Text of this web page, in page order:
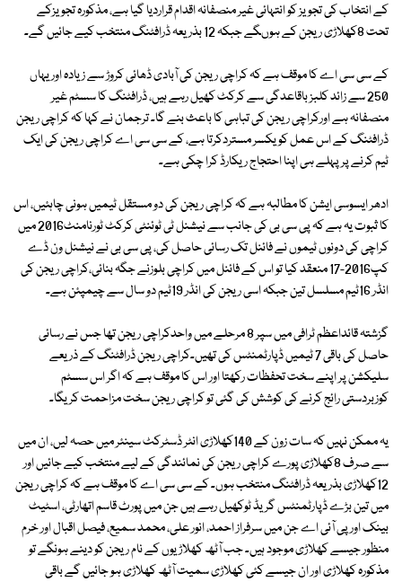
کے انتخاب کی تجویز کو انتہائی غیر منصفانہ اقدام قراردیا گیا ہے، مذکورہ تجویزکے
تحت 8کھلاڑی ریجن کے ہوںگے جبکہ 12 بذریعہ ڈرافٹنگ منتخب کیے جائیں گے۔
کے سی سی اے کا موقف ہے کہ کراچی ریجن کی آبادی ڈھائی کروڑ سے زیادہ اور یہاں
250 سے زائد کلبز باقاعدگی سے کرکٹ کھیل رہے ہیں، ڈرافٹنگ کا سسٹم غیر
منصفانہ ہے اورکراچی ریجن کی تباہی کا باعث بنے گا۔ ترجمان نے کہا کہ کراچی ریجن
ڈرافٹنگ کے اس عمل کو یکسر مستردکرتا ہے، کے سی سی اے کراچی ریجن کی ایک
ٹیم کرنے پر پہلے ہی اپنا احتجاج ریکارڈ کرا چکی ہے۔
ادھر ایسوسی ایشن کا مطالبہ ہے کہ کراچی ریجن کی دو مستقل ٹیمیں ہونی چاہئیں، اس
کا ثبوت یہ ہے کہ پی سی بی کی جانب سے نیشنل ٹی ٹوئنٹی کرکٹ ٹورنامنٹ2016 میں
کراچی کی دونوں ٹیموں نے فائنل تک رسائی حاصل کی، پی سی بی نے نیشنل ون ڈے
کپ2016-17 منعقد کیا تو اس کے فائنل میں کراچی بلوزنے جگہ بنائی،کراچی ریجن کی
انڈر 16ٹیم مسلسل تین جبکہ اسی ریجن کی انڈر 19ٹیم دو سال سے چیمپئن ہے۔
گزشتہ قائداعظم ٹرافی میں سپر 8 مرحلے میں واحدکراچی ریجن تھا جس نے رسائی
حاصل کی باقی 7 ٹیمیں ڈپارٹمنٹس کی تھیں۔کراچی ریجن ڈرافٹنگ کے ذریعے
سلیکشن پر اپنے سخت تحفظات رکھتا اور اس کا موقف ہے کہ اگر اس سسٹم
کوزبردستی رائج کرنے کی کوشش کی گئی تو کراچی ریجن سخت مزاحمت کریگا۔
یہ ممکن نہیں کہ سات زون کے 140کھلاڑی انٹر ڈسٹرکٹ سینئر میں حصہ لیں، ان میں
سے صرف 8کھلاڑی پورے کراچی ریجن کی نمائندگی کے لیے منتخب کیے جائیں اور
12کھلاڑی بذریعہ ڈرافٹنگ منتخب ہوں۔ کے سی سی اے کا موقف ہے کہ کراچی ریجن
میں تین بڑے ڈپارٹمنٹس گریڈ ٹوکھیل رہے ہیں جن میں پورٹ قاسم اتھارٹی، اسٹیٹ
بینک اور پی آئی اے جن میں سرفراز احمد، انور علی، محمد سمیع، فیصل اقبال اور خرم
منظور جیسے کھلاڑی موجود ہیں۔ جب آٹھ کھلاڑیوں کے نام ریجن کو دینے ہونگے تو
مذکورہ کھلاڑی اور ان جیسے کئی کھلاڑی سمیت آٹھ کھلاڑی ہو جائیں گے باقی